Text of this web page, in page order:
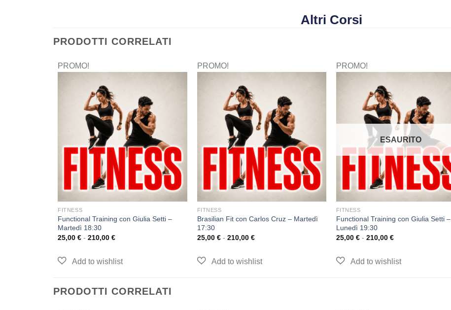
Altri Corsi
PRODOTTI CORRELATI
PROMO!
FITNESS
Functional Training con Giulia Setti –
Martedì 18:30
25,00€ - 210,00€
PROMO!
FITNESS
Brasilian Fit con Carlos Cruz – Martedì
17:30
25,00 € - 210,00 €
PROMO!
ESAURITO
FITNESS
Functional Training con Giulia Setti –
Lunedì 19:30
25,00 € - 210,00 €
PRODOTTI CORRELATI